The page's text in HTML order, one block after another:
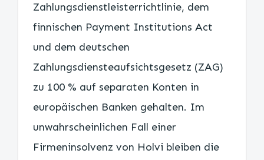
Zahlungsdienstleisterrichtlinie, dem
finnischen Payment Institutions Act
und dem deutschen
Zahlungsdiensteaufsichtsgesetz (ZAG)
zu 100 % auf separaten Konten in
europäischen Banken gehalten. Im
unwahrscheinlichen Fall einer
Firmeninsolvenz von Holvi bleiben die